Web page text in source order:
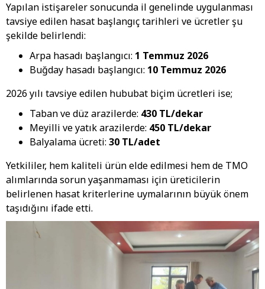
Yapılan istişareler sonucunda il genelinde uygulanması
tavsiye edilen hasat başlangıç tarihleri ve ücretler şu
şekilde belirlendi:
Arpa hasadı başlangıcı: 1 Temmuz 2026
Buğday hasadı başlangıcı: 10 Temmuz 2026
2026 yılı tavsiye edilen hububat biçim ücretleri ise;
Taban ve düz arazilerde: 430 TL/dekar
Meyilli ve yatık arazilerde: 450 TL/dekar
Balyalama ücreti: 30 TL/adet
Yetkililer, hem kaliteli ürün elde edilmesi hem de TMO
alımlarında sorun yaşanmaması için üreticilerin
belirlenen hasat kriterlerine uymalarının büyük önem
taşıdığını ifade etti.